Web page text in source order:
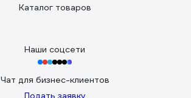
Каталог товаров
Наши соцсети
Чат для бизнес-клиентов
Подать заявку